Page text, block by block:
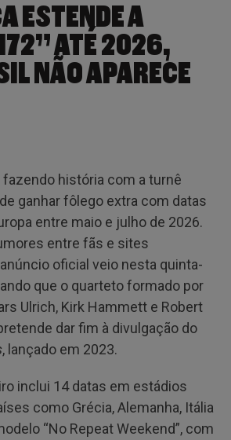
ESTENDE A
ATÉ 2026,
NÃO APARECE
fazendo história com a turnê
de ganhar fôlego extra com datas
entre maio e julho de 2026.
entre fãs e sites
oficial veio nesta quinta-
que o quarteto formado por
Ulrich, Kirk Hammett e Robert
dar fim à divulgação do
, lançado em 2023.
inclui 14 datas em estádios
como Grécia, Alemanha, Itália
“No Repeat Weekend”, com